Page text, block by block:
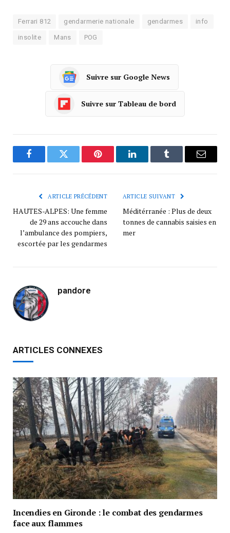
Ferrari 812 gendarmerie nationale gendarmes info
insolite Mans POG
Suivre sur Google News
Suivre sur Tableau de bord
FacebookTwitter Pinterest LinkedInTumblr
ARTICLE PRÉCÉDENT
HAUTES-ALPES: Une femme
de 29 ans accouche dans
l’ambulance des pompiers,
escortée par les gendarmes
ARTICLE SUIVANT
Méditérranée : Plus de deux
tonnes de cannabis saisies en
mer
pandore
ARTICLES CONNEXES
Incendies en Gironde : le combat des gendarmes
face aux flammes